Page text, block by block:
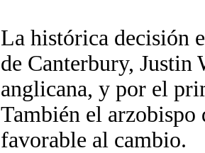
La histórica decisión
de Canterbury, Justin
anglicana, y por el
También el arzobispo
favorable al cambio.